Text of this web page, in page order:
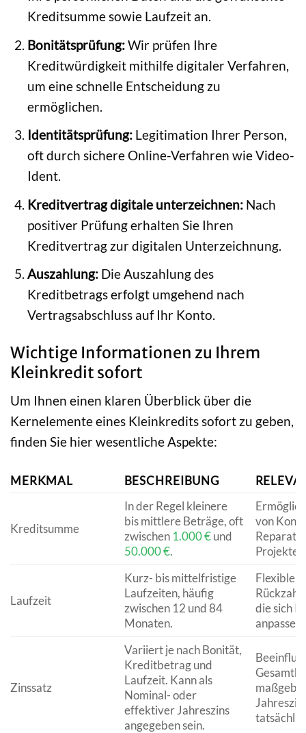
Kreditsumme sowie Laufzeit an.
Bonitätsprüfung:Wir prüfen Ihre
Kreditwürdigkeit mithilfe digitaler Verfahren,
um eine schnelle Entscheidung zu
ermöglichen.
Identitätsprüfung:Legitimation Ihrer Person,
oft durch sichere Online-Verfahren wie Video-
Ident.
Kreditvertrag digitale unterzeichnen:Nach
positiver Prüfung erhalten Sie Ihren
Kreditvertrag zur digitalen Unterzeichnung.
Auszahlung:Die Auszahlung des
Kreditbetrags erfolgt umgehend nach
Vertragsabschluss auf Ihr Konto.
Wichtige Informationen zu Ihrem
Kleinkredit sofort
Um Ihnen einen klaren Überblick über die
Kernelemente eines Kleinkredits sofort zu geben,
finden Sie hier wesentliche Aspekte:
MERKMAL BESCHREIBUNG
Kreditsumme
In der Regel kleinere
bis mittlere Beträge, oft
zwischen 1.000 €und
50.000 €.
von
Laufzeit
Kurz- bis mittelfristige
Laufzeiten, häufig
zwischen 12 und 84
Monaten.
Flexible
die sich
anpassen.
Zinssatz
Variiert je nach Bonität,
Kreditbetrag und
Laufzeit. Kann als
Nominal- oder
effektiver Jahreszins
angegeben sein.